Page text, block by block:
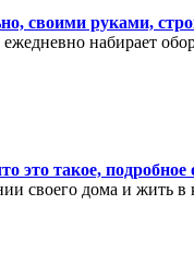
своими руками,
набирает
это такое, подробное
своего дома и жить